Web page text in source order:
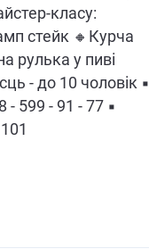
класу:
стейк 🔸Курча
рулька у пиві
- до 10 чоловік ▪
- 599 - 91 - 77 ▪